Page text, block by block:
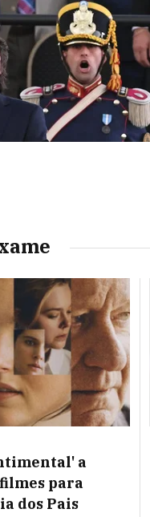
a
para
dos Pais